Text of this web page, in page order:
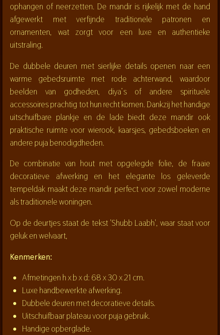
ophangen of neerzetten. De mandir is rijkelijk met de hand
afgewerkt met verfijnde traditionele patronen en
ornamenten, wat zorgt voor een luxe en authentieke
uitstraling.
De dubbele deuren met sierlijke details openen naar een
warme gebedsruimte met rode achterwand, waardoor
beelden van godheden, diya’s of andere spirituele
accessoires prachtig tot hun recht komen. Dankzij het handige
uitschuifbare plankje en de lade biedt deze mandir ook
praktische ruimte voor wierook, kaarsjes, gebedsboeken en
andere puja benodigdheden.
De combinatie van hout met opgelegde folie, de fraaie
decoratieve afwerking en het elegante los geleverde
tempeldak maakt deze mandir perfect voor zowel moderne
als traditionele woningen.
Op de deurtjes staat de tekst 'Shubb Laabh', waar staat voor
geluk en welvaart,
Kenmerken:
Afmetingen h x b x d: 68 x 30 x 21 cm.
Luxe handbewerkte afwerking.
Dubbele deuren met decoratieve details.
Uitschuifbaar plateau voor puja gebruik.
Handige opberglade.